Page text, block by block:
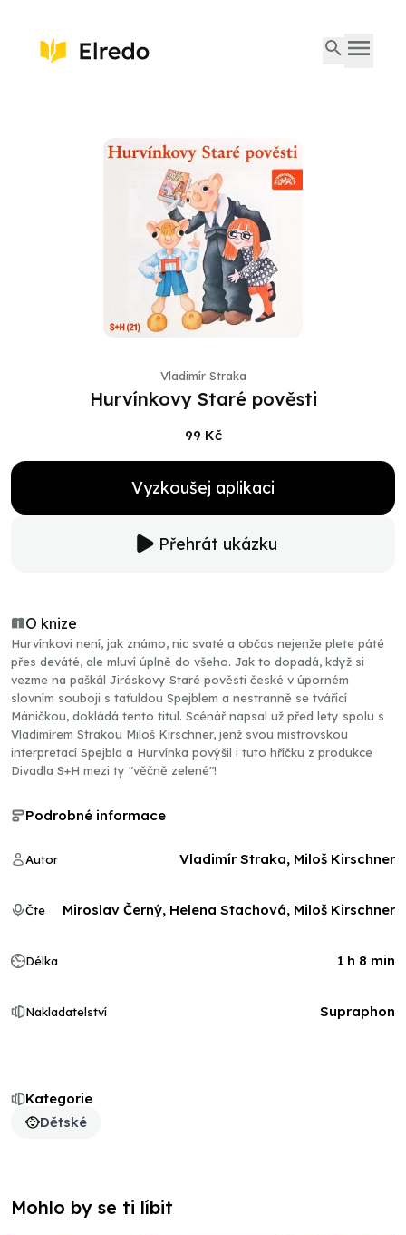
Vladimír Straka
Hurvínkovy Staré pověsti
99 Kč
Vyzkoušej aplikaci
Přehrát ukázku
O knize
Hurvínkovi není, jak známo, nic svaté a občas nejenže plete páté
přes deváté, ale mluví úplně do všeho. Jak to dopadá, když si
vezme na paškál Jiráskovy Staré pověsti české v úporném
slovním souboji s taťuldou Spejblem a nestranně se tvářící
Máničkou, dokládá tento titul. Scénář napsal už před lety spolu s
Vladimírem Strakou Miloš Kirschner, jenž svou mistrovskou
interpretací Spejbla a Hurvínka povýšil i tuto hříčku z produkce
Divadla S+H mezi ty "věčně zelené"!
Kategorie
Dětské
Podrobné informace
Autor Vladimír Straka, Miloš Kirschner
Čte Miroslav Černý, Helena Stachová, Miloš Kirschner
Délka 1 h 8 min
Nakladatelství Supraphon
Mohlo by se ti líbit